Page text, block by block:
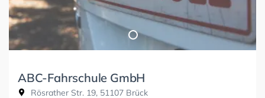
ABC-Fahrschule GmbH
Rösrather Str. 19, 51107 Brück